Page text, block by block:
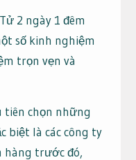
2 ngày 1 đêm
số kinh nghiệm
trọn vẹn và
tiên chọn những
biệt là các công ty
hàng trước đó,